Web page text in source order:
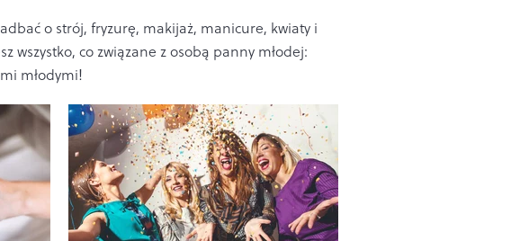
o strój, fryzurę, makijaż, manicure, kwiaty i
wszystko, co związane z osobą panny młodej:
młodymi!